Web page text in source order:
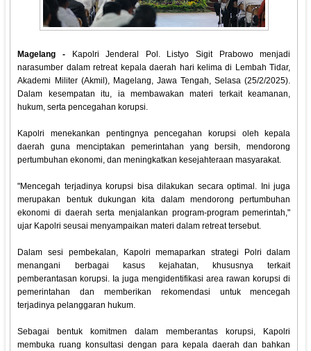
Magelang -
Kapolri Jenderal Pol. Listyo Sigit Prabowo menjadi
narasumber dalam retreat kepala daerah hari kelima di Lembah Tidar,
Akademi Militer (Akmil), Magelang, Jawa Tengah, Selasa (25/2/2025).
Dalam kesempatan itu, ia membawakan materi terkait keamanan,
hukum, serta pencegahan korupsi.
Kapolri menekankan pentingnya pencegahan korupsi oleh kepala
daerah guna menciptakan pemerintahan yang bersih, mendorong
pertumbuhan ekonomi, dan meningkatkan kesejahteraan masyarakat.
"Mencegah terjadinya korupsi bisa dilakukan secara optimal. Ini juga
merupakan bentuk dukungan kita dalam mendorong pertumbuhan
ekonomi di daerah serta menjalankan program-program pemerintah,"
ujar Kapolri seusai menyampaikan materi dalam retreat tersebut.
Dalam sesi pembekalan, Kapolri memaparkan strategi Polri dalam
menangani berbagai kasus kejahatan, khususnya terkait
pemberantasan korupsi. Ia juga mengidentifikasi area rawan korupsi di
pemerintahan dan memberikan rekomendasi untuk mencegah
terjadinya pelanggaran hukum.
Sebagai bentuk komitmen dalam memberantas korupsi, Kapolri
membuka ruang konsultasi dengan para kepala daerah dan bahkan